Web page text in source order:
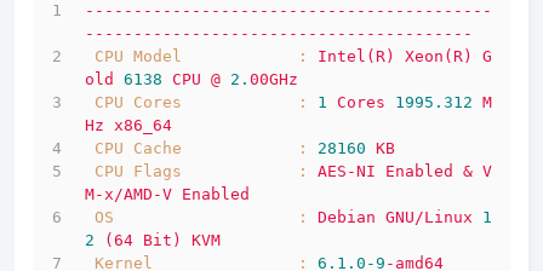
------------------------------------------
----------------------------------------
CPU Model            :
Intel(R) Xeon(R)
G
old
6138 CPU @ 2. 00GHz
CPU Cores            :
1 Cores 1995.312 M
Hz x86_64
CPU Cache            :
28160 KB
CPU Flags            :
AES-NI Enabled & V
M-x/AMD-V Enabled
OS                   :
Debian GNU/Linux
1
2
(64 Bit)
KVM
Kernel               :
6.1 .0 -9 -amd64